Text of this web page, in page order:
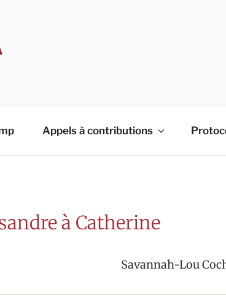
Appels à contributions
à Catherine
Savannah-Lou